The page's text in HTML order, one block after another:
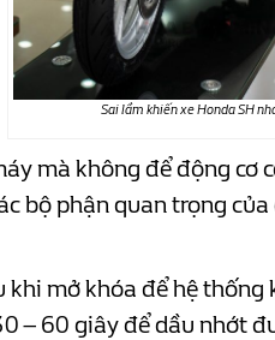
Sai lầm khiến xe Honda SH
mà không để động
bộ phận quan trọng
khi mở khóa để hệ
– 60 giây để dầu nhớt